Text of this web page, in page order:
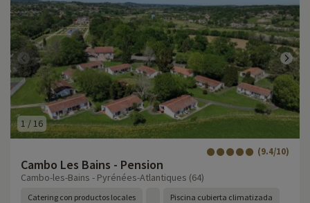
1 / 16
Cambo Les Bains - Pension
(9.4/10)
Cambo-les-Bains - Pyrénées-Atlantiques (64)
Catering con productos locales Piscina cubierta climatizada